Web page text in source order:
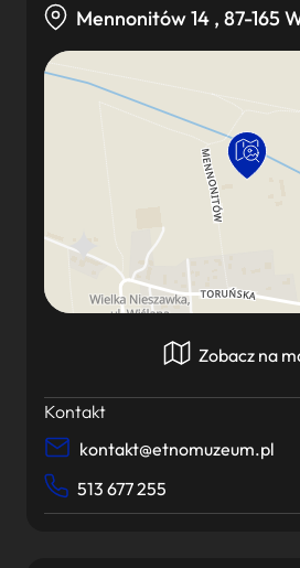
Mennonitów 14 , 87-165
Zobacz na
Kontakt
kontakt@etnomuzeum.pl
513 677 255